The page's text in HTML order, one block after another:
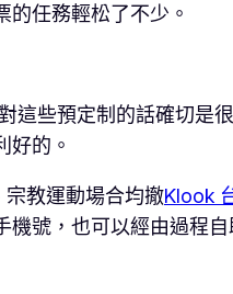
任務輕松了不少。
些預定制的話確切是
好的。
教運動場合均撤Klook
號，也可以經由過程